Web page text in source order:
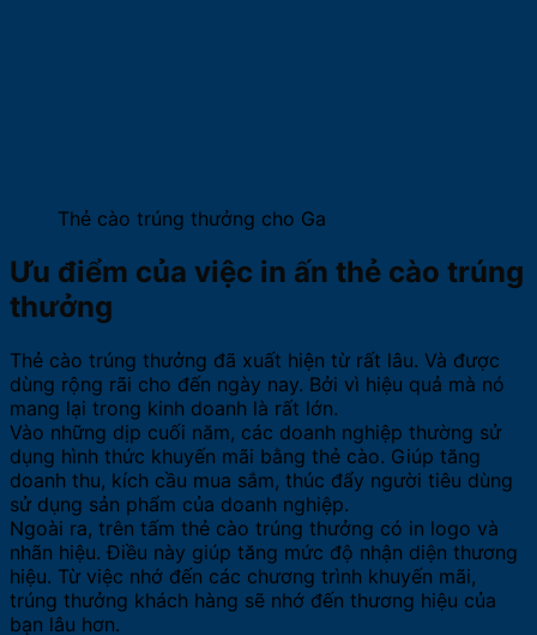
Thẻ cào trúng thưởng cho Ga
Ưu điểm của việc in ấn thẻ cào trúng
thưởng
Thẻ cào trúng thưởng đã xuất hiện từ rất lâu. Và được
dùng rộng rãi cho đến ngày nay. Bởi vì hiệu quả mà nó
mang lại trong kinh doanh là rất lớn.
Vào những dịp cuối năm, các doanh nghiệp thường sử
dụng hình thức khuyến mãi bằng thẻ cào. Giúp tăng
doanh thu, kích cầu mua sắm, thúc đẩy người tiêu dùng
sử dụng sản phẩm của doanh nghiệp.
Ngoài ra, trên tấm thẻ cào trúng thưởng có in logo và
nhãn hiệu. Điều này giúp tăng mức độ nhận diện thương
hiệu. Từ việc nhớ đến các chương trình khuyến mãi,
trúng thưởng khách hàng sẽ nhớ đến thương hiệu của
bạn lâu hơn.